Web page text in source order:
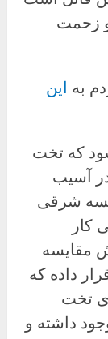
زحمت
به این
که تخت
آسیب
شرقی
کار
مقایسه
داده که
تخت
داشته و